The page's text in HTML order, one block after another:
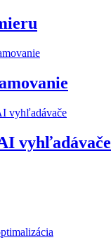
vyhľadávače